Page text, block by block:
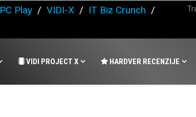
PC Play / VIDI-X / IT Biz Crunch /
VIDI PROJECT X HARDVER RECENZIJE